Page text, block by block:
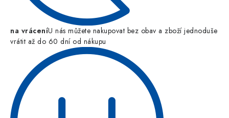
na vráceníU nás můžete nakupovat bez obav a zboží jednoduše
vrátit až do 60 dní od nákupu